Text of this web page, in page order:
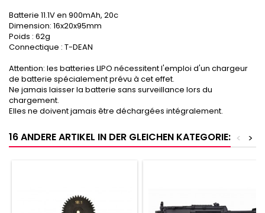
Batterie 11.1V en 900mAh, 20c
Dimension: 16x20x95mm
Poids : 62g
Connectique : T-DEAN
Attention: les batteries LIPO nécessitent l'emploi d'un chargeur
de batterie spécialement prévu à cet effet.
Ne jamais laisser la batterie sans surveillance lors du
chargement.
Elles ne doivent jamais être déchargées intégralement.
16 ANDERE ARTIKEL IN DER GLEICHEN KATEGORIE: >
<